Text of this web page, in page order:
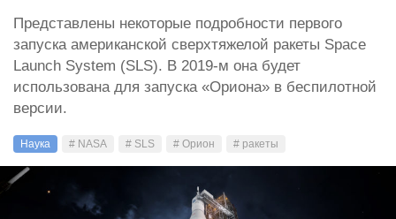
Представлены некоторые подробности первого
запуска американской сверхтяжелой ракеты Space
Launch System (SLS). В 2019-м она будет
использована для запуска «Ориона» в беспилотной
версии.
Наука # NASA # SLS # Орион # ракеты